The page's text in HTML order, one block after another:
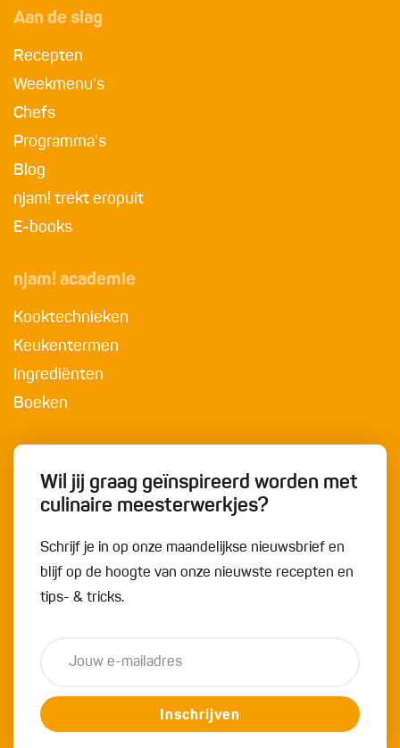
Aan de slag
Recepten
Weekmenu's
Chefs
Programma's
Blog
njam! trekt eropuit
E-books
njam! academie
Kooktechnieken
Keukentermen
Ingrediënten
Boeken
Wil jij graag geïnspireerd worden met
culinaire meesterwerkjes?
Schrijf je in op onze maandelijkse nieuwsbrief en
blijf op de hoogte van onze nieuwste recepten en
tips- & tricks.
Inschrijven